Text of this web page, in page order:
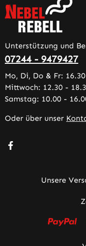
Unterstützung und
07244 - 9479427
Mo, Di, Do & Fr:
Mittwoch: 12.30 -
Samstag: 10.00 -
Oder über unser
Besuche uns auf
Unsere